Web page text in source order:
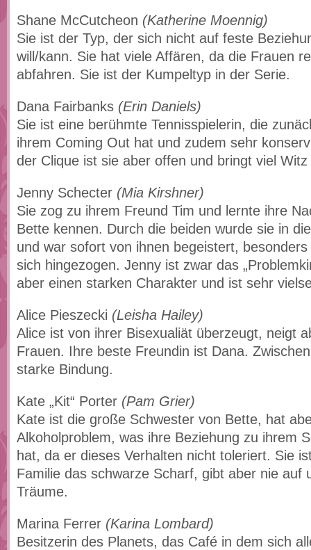
Shane McCutcheon (Katherine Moennig)
Sie ist der Typ, der sich nicht auf feste
will/kann. Sie hat viele Affären, da die Frauen
abfahren. Sie ist der Kumpeltyp in der Serie.
Dana Fairbanks (Erin Daniels)
Sie ist eine berühmte Tennisspielerin, die
ihrem Coming Out hat und zudem sehr
der Clique ist sie aber offen und bringt viel
Jenny Schecter (Mia Kirshner)
Sie zog zu ihrem Freund Tim und lernte ihre
Bette kennen. Durch die beiden wurde sie in
und war sofort von ihnen begeistert,
sich hingezogen. Jenny ist zwar das
aber einen starken Charakter und ist sehr
Alice Pieszecki (Leisha Hailey)
Alice ist von ihrer Bisexualiät überzeugt, neigt
Frauen. Ihre beste Freundin ist Dana.
starke Bindung.
Kate „Kit“ Porter (Pam Grier)
Kate ist die große Schwester von Bette, hat
Alkoholproblem, was ihre Beziehung zu ihrem
hat, da er dieses Verhalten nicht toleriert. Sie
Familie das schwarze Scharf, gibt aber nie auf
Träume.
Marina Ferrer (Karina Lombard)
Besitzerin des Planets, das Café in dem sich